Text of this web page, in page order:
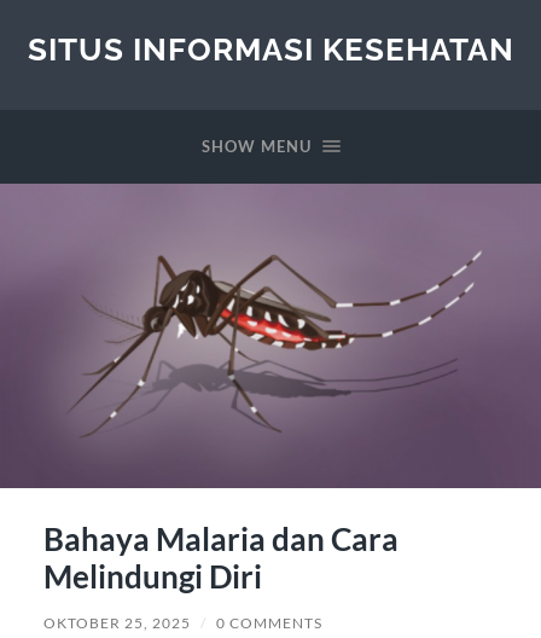
SITUS INFORMASI KESEHATAN
SHOW MENU
Bahaya Malaria dan Cara
Melindungi Diri
OKTOBER 25, 2025 / 0 COMMENTS